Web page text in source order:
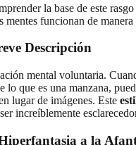
la base de este
mentes funcionan de
Descripción
mental voluntaria.
lo que es una manzana,
lugar de imágenes. Este
increíblemente
a la